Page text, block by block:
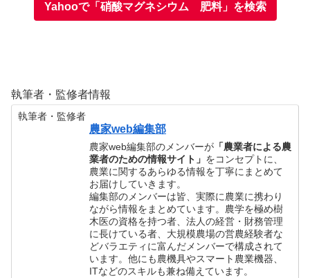
Yahooで「硝酸マグネシウム 肥料」を検索
執筆者・監修者情報
執筆者・監修者
農家web編集部
農家web編集部のメンバーが 「農業者による農
業者のための情報サイト」 をコンセプトに、
農業に関するあらゆる情報を丁寧にまとめて
お届けしていきます。
編集部のメンバーは皆、実際に農業に携わり
ながら情報をまとめています。農学を極め樹
木医の資格を持つ者、法人の経営・財務管理
に長けている者、大規模農場の営農経験者な
どバラエティに富んだメンバーで構成されて
います。他にも農機具やスマート農業機器、
ITなどのスキルも兼ね備えています。